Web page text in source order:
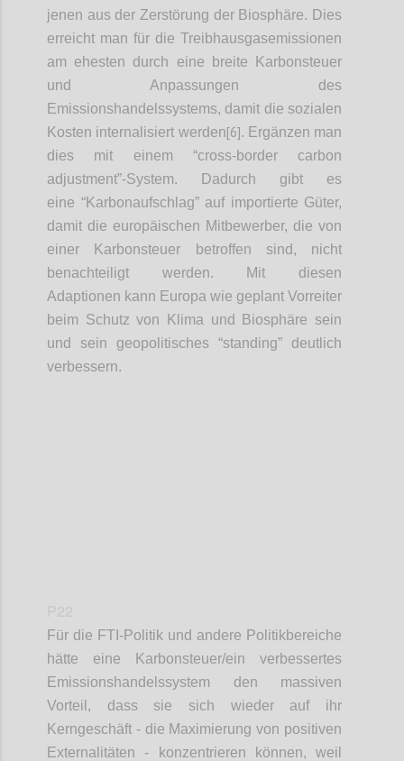
jenen aus der Zerstörung der Biosphäre. Dies
erreicht man für die Treibhausgasemissionen
am ehesten durch eine breite Karbonsteuer
und Anpassungen des
Emissionshandelssystems, damit die sozialen
Kosten internalisiert werden[6]. Ergänzen man
dies mit einem “cross-border carbon
adjustment”-System. Dadurch gibt es
eine “Karbonaufschlag” auf importierte Güter,
damit die europäischen Mitbewerber, die von
einer Karbonsteuer betroffen sind, nicht
benachteiligt werden. Mit diesen
Adaptionen kann Europa wie geplant Vorreiter
beim Schutz von Klima und Biosphäre sein
und sein geopolitisches “standing” deutlich
verbessern.
Für die FTI-Politik und andere Politikbereiche
hätte eine Karbonsteuer/ein verbessertes
Emissionshandelssystem den massiven
Vorteil, dass sie sich wieder auf ihr
Kerngeschäft - die Maximierung von positiven
Externalitäten - konzentrieren können, weil